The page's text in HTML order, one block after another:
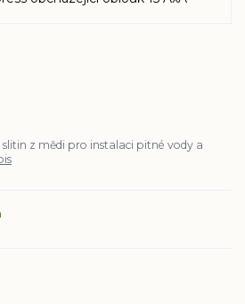
z mědi pro instalaci pitné vody a